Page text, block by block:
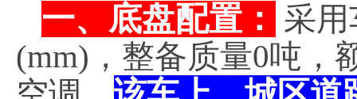
一、底盘配置：
采
(mm)，整备质量0吨，